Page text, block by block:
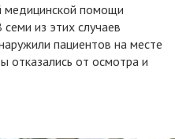
медицинской помощи
из этих случаев
пациентов на месте
отказались от осмотра и